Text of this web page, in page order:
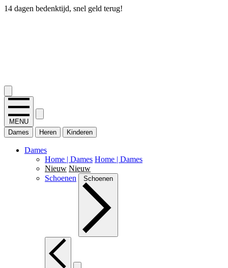
14 dagen bedenktijd, snel geld terug!
MENU
Dames
Heren Kinderen
Dames
Home | Dames Home | Dames
Nieuw Nieuw
Schoenen
Schoenen